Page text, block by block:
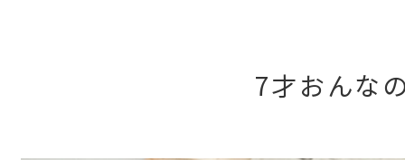
7才おんな